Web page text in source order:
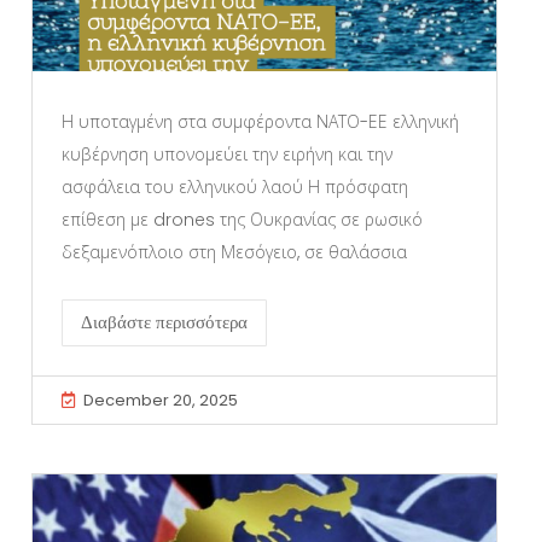
Η υποταγμένη στα συμφέροντα ΝΑΤΟ-ΕΕ ελληνική
κυβέρνηση υπονομεύει την ειρήνη και την
ασφάλεια του ελληνικού λαού Η πρόσφατη
επίθεση με drones της Ουκρανίας σε ρωσικό
δεξαμενόπλοιο στη Μεσόγειο, σε θαλάσσια
Διαβάστε περισσότερα
December 20, 2025